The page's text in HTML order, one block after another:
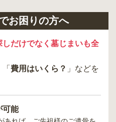
お困りの方へ
しだけでなく墓じまいも全
「 費用はいくら？ 」などを
可能